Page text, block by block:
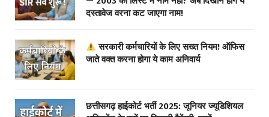
दस्तावेज वरना कट जाएगा नाम!
सरकारी कर्मचारियों के लिए सख्त नियम! ऑफिस
जाते वक्त करना होगा ये काम अनिवार्य
छत्तीसगढ़ हाईकोर्ट भर्ती 2025: जूनियर ज्यूडिशियल